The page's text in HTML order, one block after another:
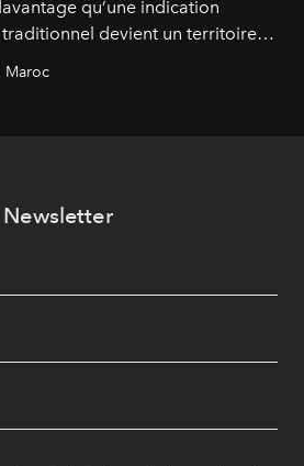
qu’une indication
traditionnel devient un territoire
Néo Beldi, Diamantine en
et les usages pour l’inscrire dans
Maroc
Newsletter